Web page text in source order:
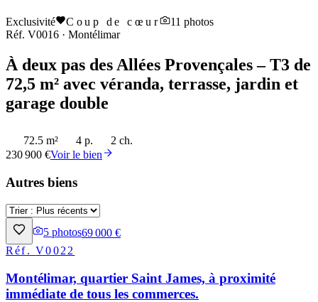
Exclusivité Coup de cœur 11 photos
Réf. V0016 · Montélimar
À deux pas des Allées Provençales – T3 de
72,5 m² avec véranda, terrasse, jardin et
garage double
72.5 m² 4 p.
2 ch.
230 900 €Voir le bien
Autres biens
5 photos69 000 €
Réf.V0022
Montélimar, quartier Saint James, à proximité
immédiate de tous les commerces.